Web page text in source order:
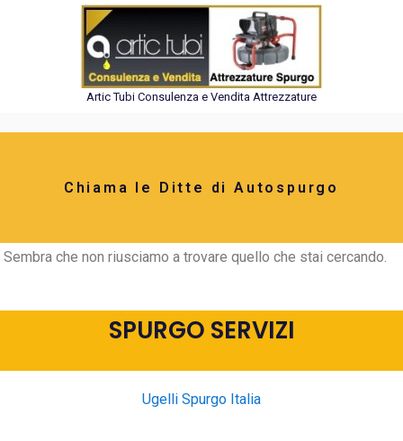
Artic Tubi Consulenza e Vendita Attrezzature
Chiama le Ditte di Autospurgo
Sembra che non riusciamo a trovare quello che stai cercando.
SPURGO SERVIZI
Ugelli Spurgo Italia